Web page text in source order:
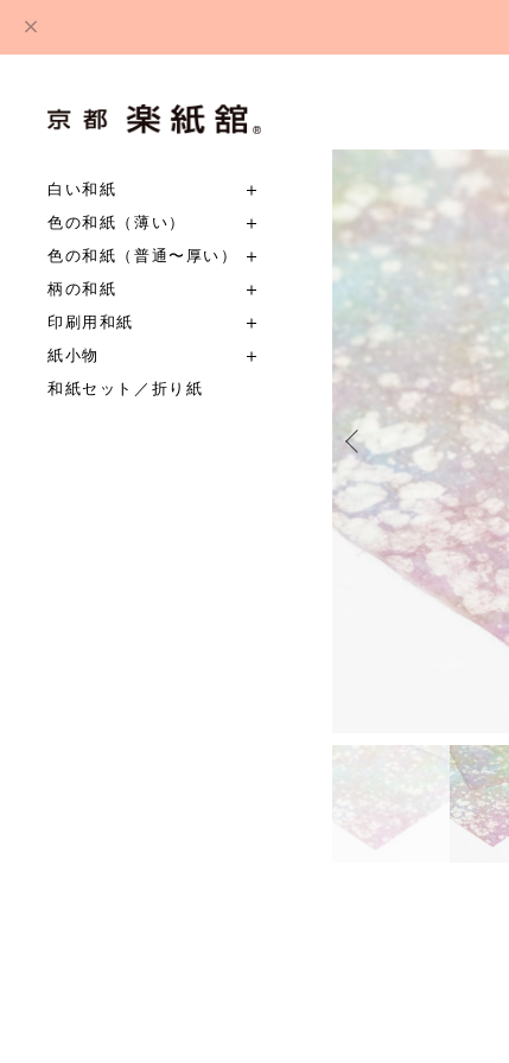
白い和紙
色の和紙（薄い）
色の和紙（普通〜厚い）
柄の和紙
印刷用和紙
紙小物
和紙セット／折り紙